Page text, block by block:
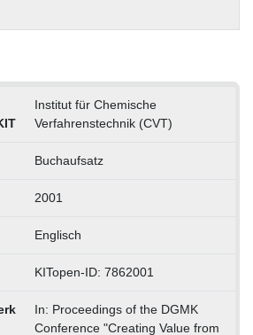
Institut für Chemische
Verfahrenstechnik (CVT)
Buchaufsatz
2001
Englisch
KITopen-ID: 7862001
In: Proceedings of the DGMK
Conference "Creating Value from